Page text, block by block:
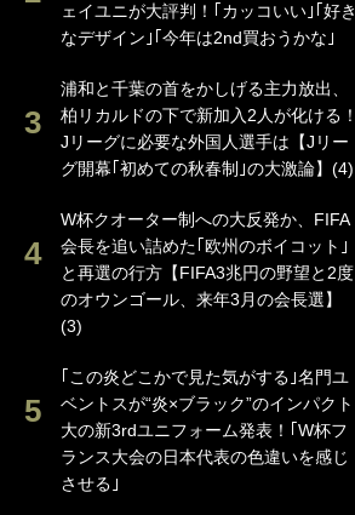
ェイユニが大評判！｢カッコいい｣｢好き
なデザイン｣｢今年は2nd買おうかな｣
浦和と千葉の首をかしげる主力放出、
柏リカルドの下で新加入2人が化ける！
Jリーグに必要な外国人選手は【Jリー
グ開幕｢初めての秋春制｣の大激論】(4)
W杯クオーター制への大反発か、FIFA
会長を追い詰めた｢欧州のボイコット｣
と再選の行方【FIFA3兆円の野望と2度
のオウンゴール、来年3月の会長選】
(3)
｢この炎どこかで見た気がする｣名門ユ
ベントスが“炎×ブラック”のインパクト
大の新3rdユニフォーム発表！｢W杯フ
ランス大会の日本代表の色違いを感じ
させる｣